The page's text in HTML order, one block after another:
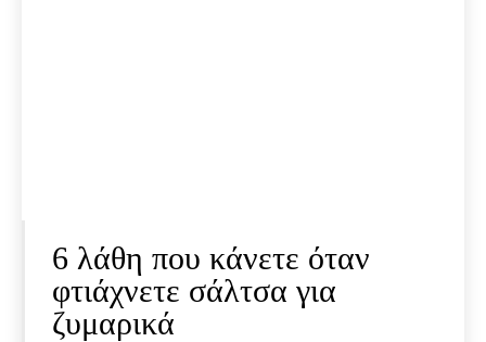
6 λάθη που κάνετε όταν
φτιάχνετε σάλτσα για
ζυμαρικά